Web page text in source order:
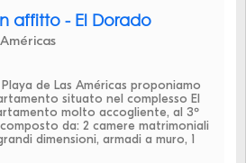
affitto - El Dorado
de Las Américas proponiamo
situato nel complesso El
molto accogliente, al 3º
da: 2 camere matrimoniali
dimensioni, armadi a muro, 1